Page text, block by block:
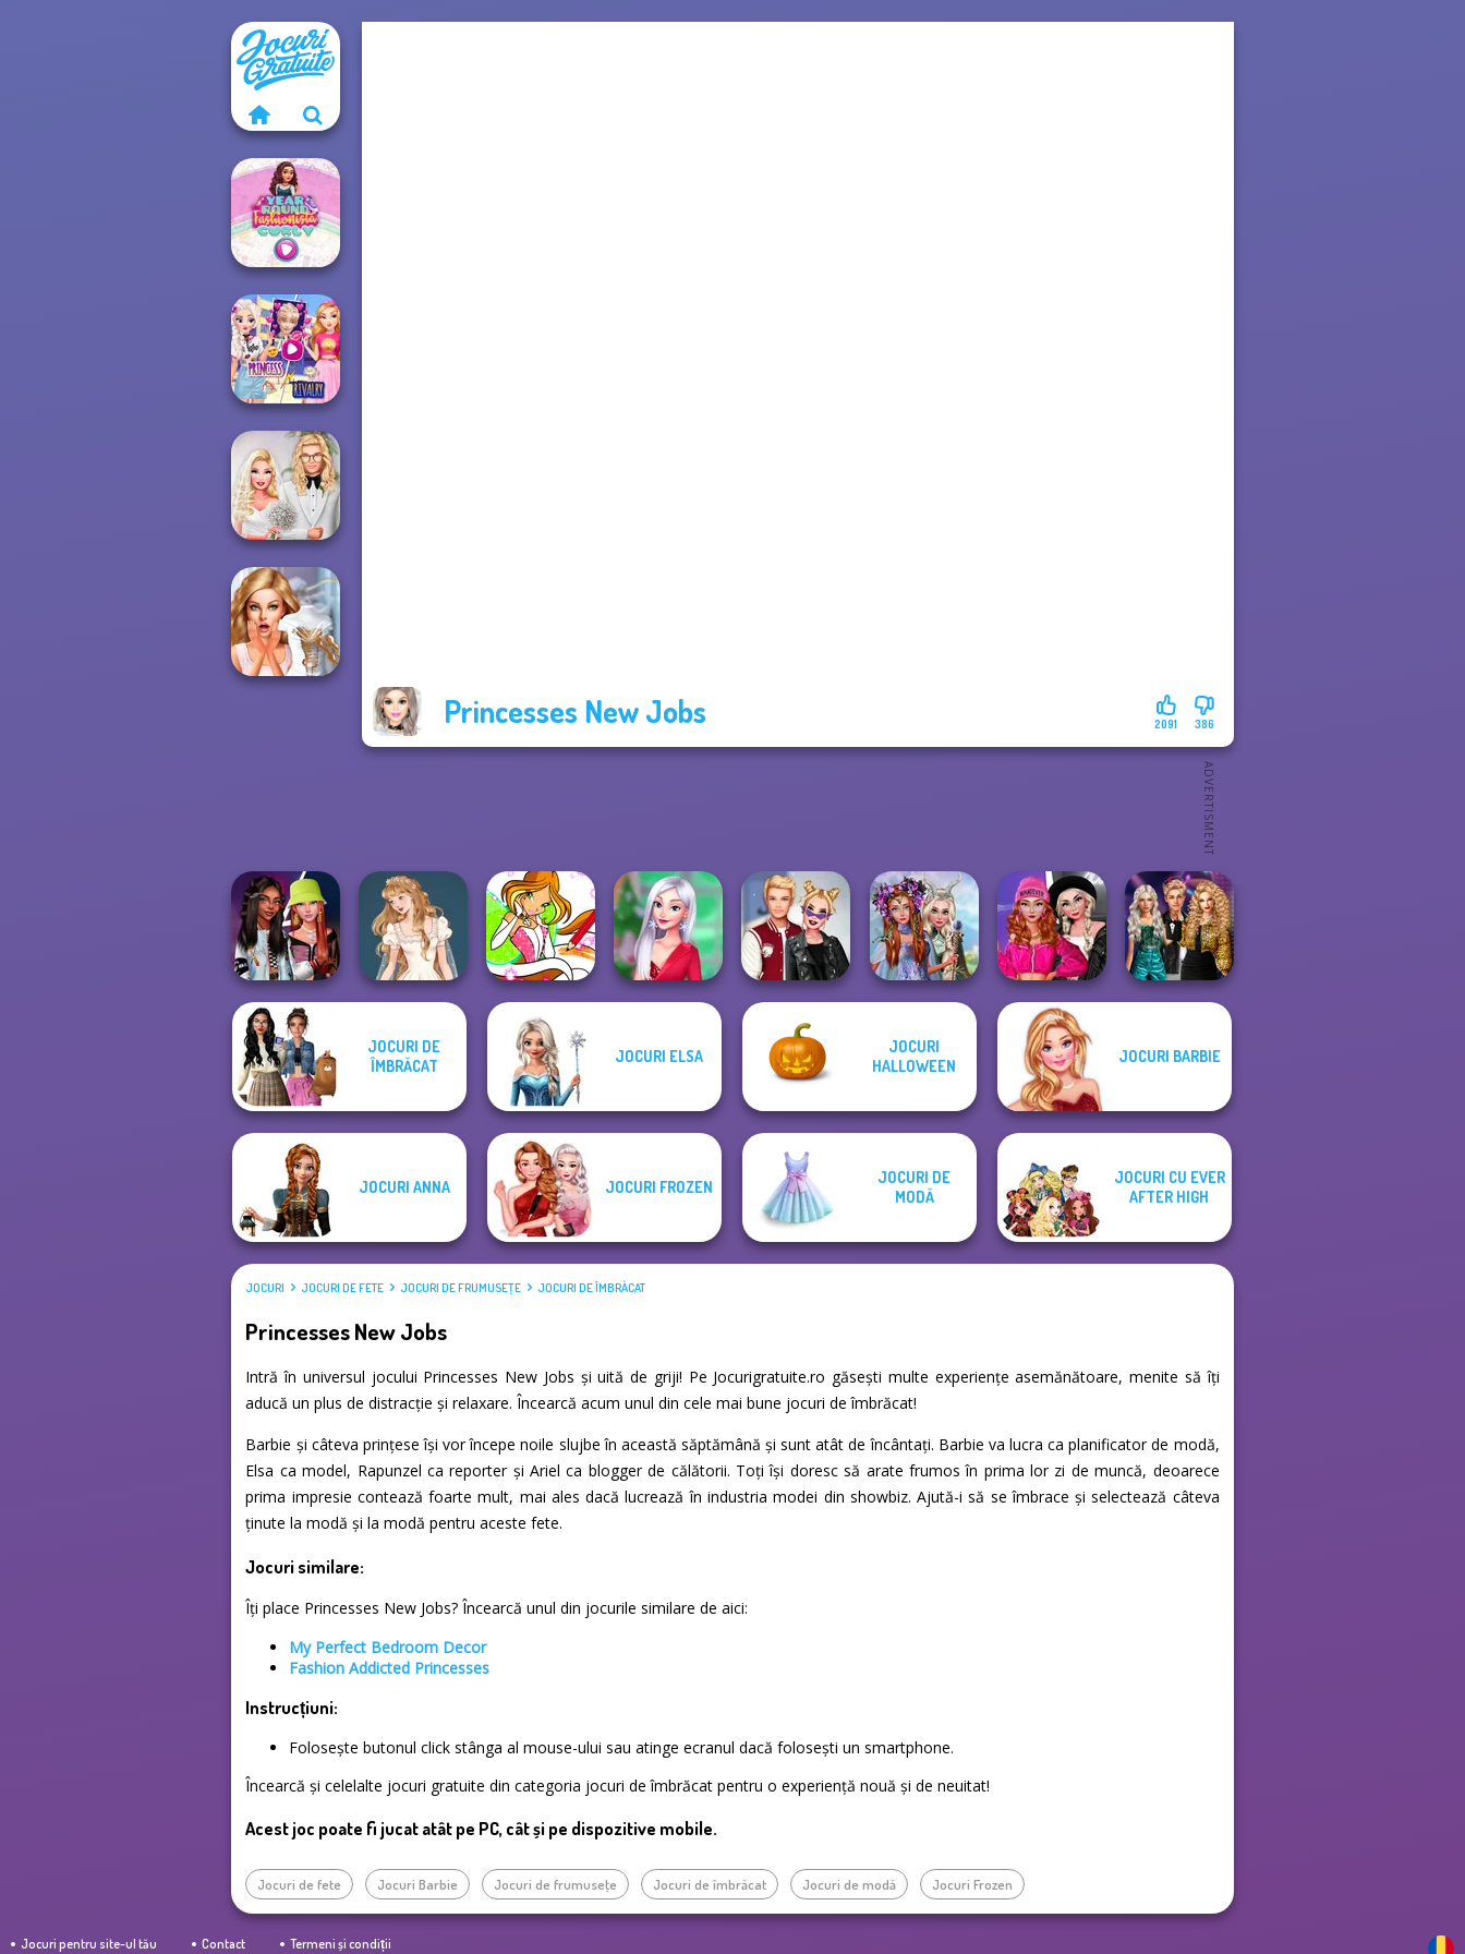
Princesses New Jobs 386
2091
Year Round
Fashionista Curly
Elsa And
Rapunzel
Princess Riv...
Babs' Spring
Wedding
Fashionistas'
Faceoff
Wedding Dress
Design 2
Winx Paint Fairy
Color
My Christmas
Kiss, Marry, Hate
Challenge
Princesses
Fantasy
Makeover
Fashion Wars
Monochrome Vs
Rai...
Ex-Boyfriend
JOCURI DE
ÎMBRĂCAT
JOCURI ELSA
JOCURI
HALLOWEEN
JOCURI BARBIE
JOCURI ANNA JOCURI FROZEN
JOCURI DE
MODĂ
JOCURI CU EVER
AFTER HIGH
JOCURI JOCURI DE FETE JOCURI DE FRUMUSEŢE JOCURI DE ÎMBRĂCAT
Princesses New Jobs
Intră în universul jocului Princesses New Jobs și uită de griji! Pe Jocurigratuite.ro găsești multe experiențe asemănătoare, menite să îți
aducă un plus de distracție și relaxare. Încearcă acum unul din cele mai bune jocuri de îmbrăcat!
Barbie și câteva prințese își vor începe noile slujbe în această săptămână și sunt atât de încântați. Barbie va lucra ca planificator de modă,
Elsa ca model, Rapunzel ca reporter și Ariel ca blogger de călătorii. Toți își doresc să arate frumos în prima lor zi de muncă, deoarece
prima impresie contează foarte mult, mai ales dacă lucrează în industria modei din showbiz. Ajută-i să se îmbrace și selectează câteva
ținute la modă și la modă pentru aceste fete.
Jocuri similare:
Îți place Princesses New Jobs? Încearcă unul din jocurile similare de aici:
My Perfect Bedroom Decor
Fashion Addicted Princesses
Instrucțiuni:
Folosește butonul click stânga al mouse-ului sau atinge ecranul dacă folosești un smartphone.
Încearcă și celelalte jocuri gratuite din categoria jocuri de îmbrăcat pentru o experiență nouă și de neuitat!
Acest joc poate fi jucat atât pe PC, cât și pe dispozitive mobile.
Jocuri de fete Jocuri Barbie Jocuri de frumuseţe Jocuri de îmbrăcat Jocuri de modă Jocuri Frozen
Jocuri pentru site-ul tău Contact Termeni și condiții